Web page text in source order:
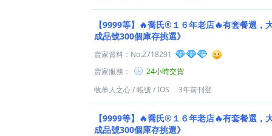
【9999等】🔥喬氏®１６年老店🔥有套餐選，
成品號300個庫存挑選》
賣家資料： No.2718291
賣家服務：
24小時交貨
牧羊人之心/帳號/IOS 3年前刊登
【9999等】🔥喬氏®１６年老店🔥有套餐選，
成品號300個庫存挑選》